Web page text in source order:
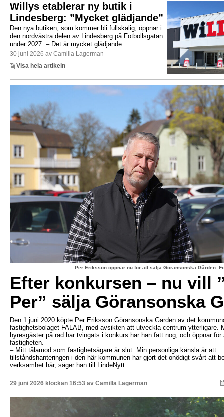
Willys etablerar ny butik i
Lindesberg: ”Mycket glädjande”
Den nya butiken, som kommer bli fullskalig, öppnar i
den nordvästra delen av Lindesberg på Fotbollsgatan
under 2027. – Det är mycket glädjande...
30 juni 2026 av Camilla Lagerman
Visa hela artikeln
Per Eriksson öppnar nu för att sälja Göransonska Gården.
Efter konkursen – nu vill
Per” sälja Göransonska
Den 1 juni 2020 köpte Per Eriksson Göransonska Gården av det
fastighetsbolaget FALAB, med avsikten att utveckla centrum ytterligare.
hyresgäster på rad har tvingats i konkurs har han fått nog, och öppnar för
fastigheten.
– Mitt tålamod som fastighetsägare är slut. Min personliga känsla är att
tillståndshanteringen i den här kommunen har gjort det onödigt svårt att
verksamhet här, säger han till LindeNytt.
29 juni 2026 klockan 16:53 av Camilla Lagerman